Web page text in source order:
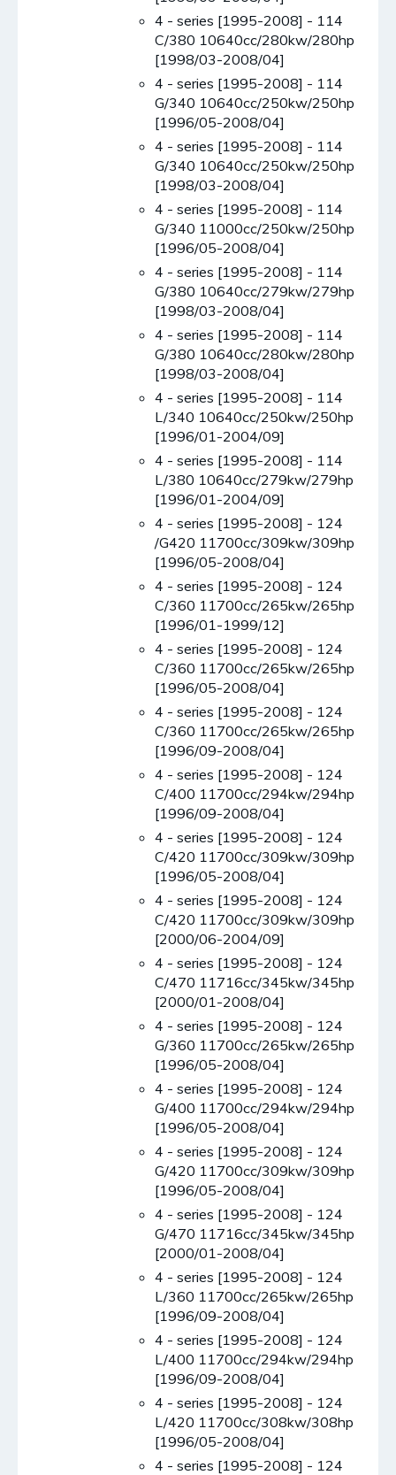
4 - series [1995-2008] - 114
C/380 10640cc/280kw/280hp
[1998/03-2008/04]
4 - series [1995-2008] - 114
G/340 10640cc/250kw/250hp
[1996/05-2008/04]
4 - series [1995-2008] - 114
G/340 10640cc/250kw/250hp
[1998/03-2008/04]
4 - series [1995-2008] - 114
G/340 11000cc/250kw/250hp
[1996/05-2008/04]
4 - series [1995-2008] - 114
G/380 10640cc/279kw/279hp
[1998/03-2008/04]
4 - series [1995-2008] - 114
G/380 10640cc/280kw/280hp
[1998/03-2008/04]
4 - series [1995-2008] - 114
L/340 10640cc/250kw/250hp
[1996/01-2004/09]
4 - series [1995-2008] - 114
L/380 10640cc/279kw/279hp
[1996/01-2004/09]
4 - series [1995-2008] - 124
/G420 11700cc/309kw/309hp
[1996/05-2008/04]
4 - series [1995-2008] - 124
C/360 11700cc/265kw/265hp
[1996/01-1999/12]
4 - series [1995-2008] - 124
C/360 11700cc/265kw/265hp
[1996/05-2008/04]
4 - series [1995-2008] - 124
C/360 11700cc/265kw/265hp
[1996/09-2008/04]
4 - series [1995-2008] - 124
C/400 11700cc/294kw/294hp
[1996/09-2008/04]
4 - series [1995-2008] - 124
C/420 11700cc/309kw/309hp
[1996/05-2008/04]
4 - series [1995-2008] - 124
C/420 11700cc/309kw/309hp
[2000/06-2004/09]
4 - series [1995-2008] - 124
C/470 11716cc/345kw/345hp
[2000/01-2008/04]
4 - series [1995-2008] - 124
G/360 11700cc/265kw/265hp
[1996/05-2008/04]
4 - series [1995-2008] - 124
G/400 11700cc/294kw/294hp
[1996/05-2008/04]
4 - series [1995-2008] - 124
G/420 11700cc/309kw/309hp
[1996/05-2008/04]
4 - series [1995-2008] - 124
G/470 11716cc/345kw/345hp
[2000/01-2008/04]
4 - series [1995-2008] - 124
L/360 11700cc/265kw/265hp
[1996/09-2008/04]
4 - series [1995-2008] - 124
L/400 11700cc/294kw/294hp
[1996/09-2008/04]
4 - series [1995-2008] - 124
L/420 11700cc/308kw/308hp
[1996/05-2008/04]
4 - series [1995-2008] - 124